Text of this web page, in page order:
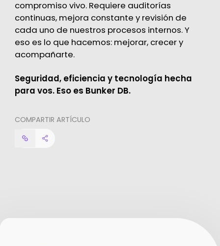
compromiso vivo. Requiere auditorías
continuas, mejora constante y revisión de
cada uno de nuestros procesos internos. Y
eso es lo que hacemos: mejorar, crecer y
acompañarte.
Seguridad, eficiencia y tecnología hecha
para vos. Eso es Bunker DB.
COMPARTIR ARTÍCULO